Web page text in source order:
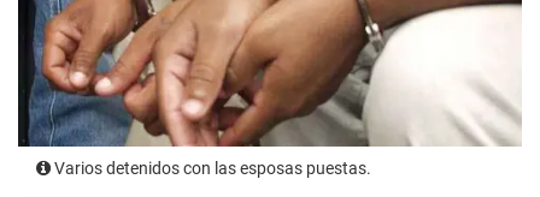
Varios detenidos con las esposas puestas.